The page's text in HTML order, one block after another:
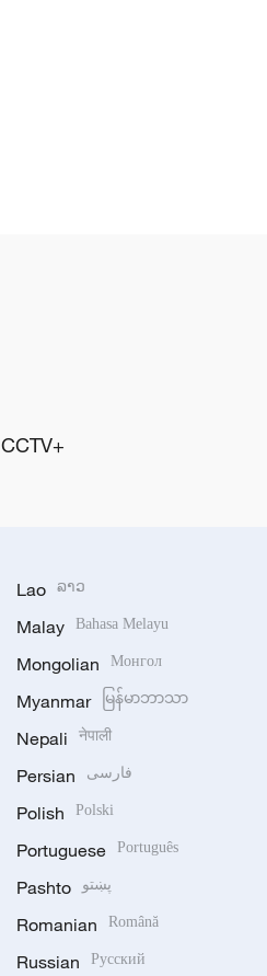
CCTV+
Lao ລາວ
Malay Bahasa Melayu
Mongolian Монгол
Myanmar မြန်မာဘာသာ
Nepali नेपाली
Persian فارسی
Polish Polski
Portuguese Português
Pashto پښتو
Romanian Română
Russian Русский